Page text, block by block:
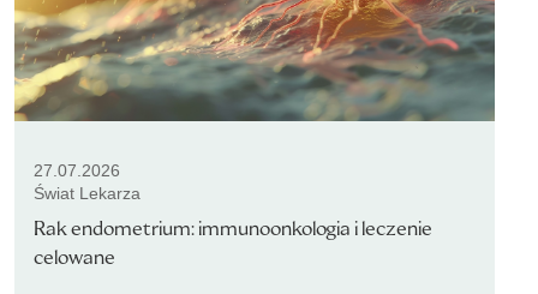
27.07.2026
Świat Lekarza
Rak endometrium: immunoonkologia i leczenie
celowane